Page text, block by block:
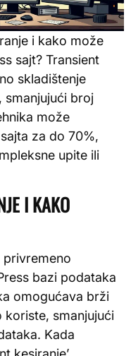
i kako može
sajt? Transient
skladištenje
smanjujući broj
može
za do 70%,
upite ili
I KAKO
privremeno
bazi podataka
omogućava brži
smanjujući
Kada